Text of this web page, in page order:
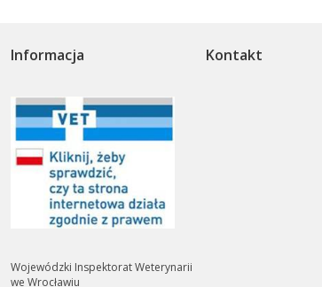
Informacja
Wojewódzki Inspektorat Weterynarii
we Wrocławiu
Kontakt